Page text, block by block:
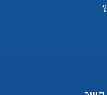
מותרת לאחר